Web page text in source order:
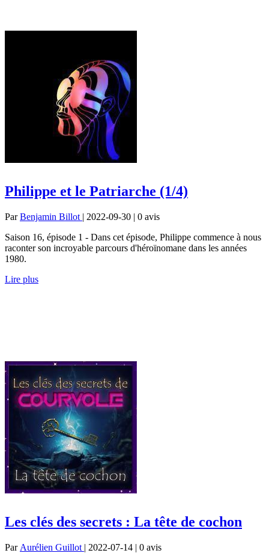
Philippe et le Patriarche (1/4)
ParBenjamin Billot | 2022-09-30 | 0 avis
Saison 16, épisode 1 - Dans cet épisode, Philippe commence à nous
raconter son incroyable parcours d'héroïnomane dans les années
1980.
Lire plus
Les clés des secrets : La tête de cochon
Par Aurélien Guillot | 2022-07-14 | 0 avis